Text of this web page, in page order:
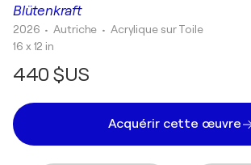
Blütenkraft
2026 • Autriche • Acrylique sur Toile
16 x 12 in
440 $US
Acquérir cette œuvre